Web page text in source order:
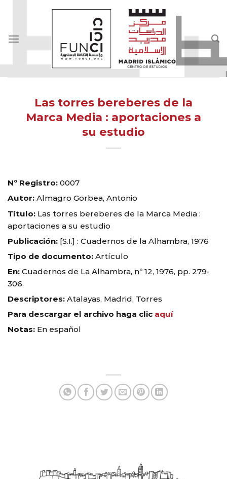
Las torres bereberes de la
Marca Media : aportaciones a
su estudio
Nº Registro: 0007
Autor: Almagro Gorbea, Antonio
Título: Las torres bereberes de la Marca Media :
aportaciones a su estudio
Publicación: [S.I.] : Cuadernos de la Alhambra, 1976
Tipo de documento: Artículo
En: Cuadernos de La Alhambra, nº 12, 1976, pp. 279-
306.
Descriptores: Atalayas, Madrid, Torres
Para descargar el archivo haga clic aquí
Notas: En español